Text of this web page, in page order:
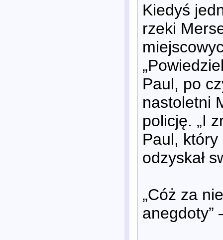
Kiedyś
rzeki
Paul, po
nastoletni
policję. „I
Paul, który
odzyskał
„Cóż za
anegdoty”